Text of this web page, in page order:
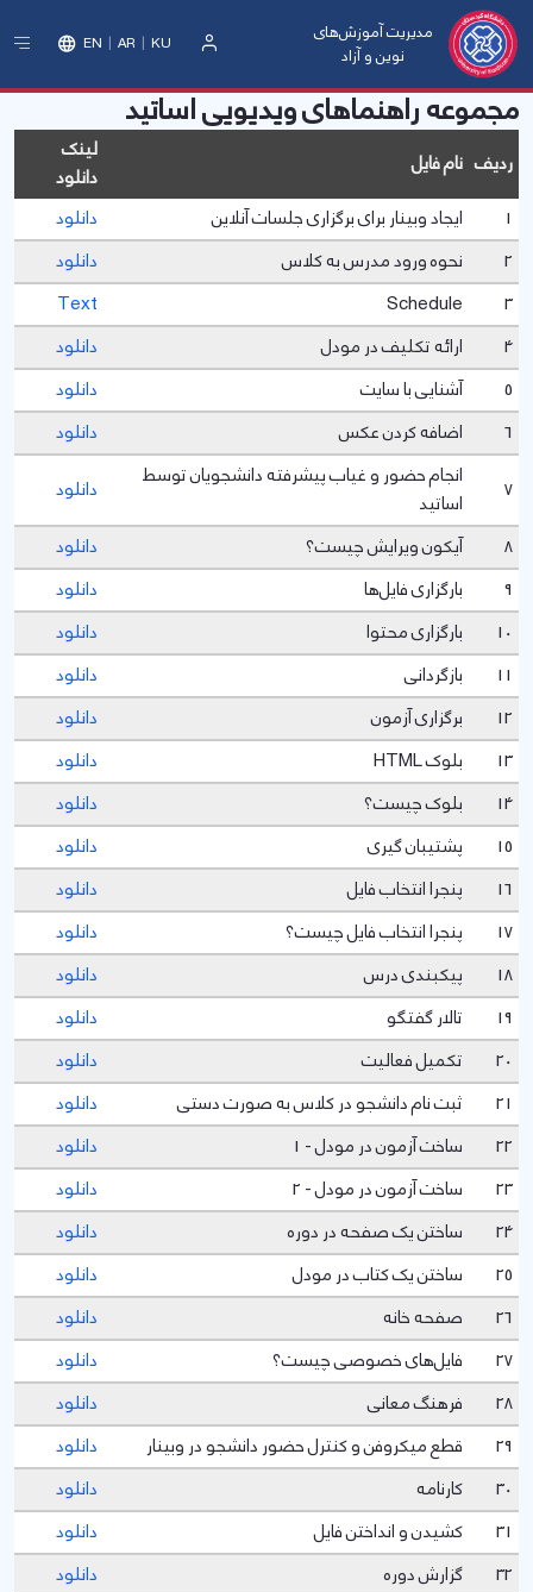
مدیریت آموزش‌های
نوین و آزاد
EN AR KU
مجموعه راهنماهای ویدیویی اساتید
ردیف نام فایل
لینک
دانلود
1
ایجاد وبینار برای برگزاری جلسات آنلاین
دانلود
2
نحوه ورود مدرس به کلاس
دانلود
3
Schedule
Text
4
ارائه تکلیف در مودل
دانلود
5
آشنایی با سایت
دانلود
6
اضافه کردن عکس
دانلود
7
انجام حضور و غیاب پیشرفته دانشجویان توسط
اساتید
دانلود
8
آیکون ویرایش چیست؟
دانلود
9
بارگزاری فایل‌ها
دانلود
10
بارگزاری محتوا
دانلود
11
بازگردانی
دانلود
12
برگزاری آزمون
دانلود
13
بلوک HTML
دانلود
14
بلوک چیست؟
دانلود
15
پشتیبان گیری
دانلود
16
پنجرا انتخاب فایل
دانلود
17
پنجرا انتخاب فایل چیست؟
دانلود
18
پیکبندی درس
دانلود
19
تالار گفتگو
دانلود
20
تکمیل فعالیت
دانلود
21
ثبت نام دانشجو در کلاس به صورت دستی
دانلود
22
ساخت آزمون در مودل - 1
دانلود
23
ساخت آزمون در مودل - 2
دانلود
24
ساختن یک صفحه در دوره
دانلود
25
ساختن یک کتاب در مودل
دانلود
26
صفحه خانه
دانلود
27
فایل‌های خصوصی چیست؟
دانلود
28
فرهنگ معانی
دانلود
29
قطع میکروفن و کنترل حضور دانشجو در وبینار
دانلود
30
کارنامه
دانلود
31
کشیدن و انداختن فایل
دانلود
32
گزارش دوره
دانلود